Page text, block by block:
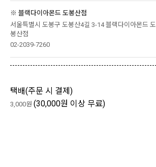
※ 블랙다이아몬드 도봉산점
서울특별시 도봉구 도봉산4길 3-14 블랙다이아몬드 도
봉산점
02-2039-7260
택배(주문 시 결제 )
3,000원 (30,000원 이상 무료)